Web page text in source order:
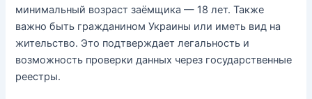
минимальный возраст заёмщика — 18 лет. Также
важно быть гражданином Украины или иметь вид на
жительство. Это подтверждает легальность и
возможность проверки данных через государственные
реестры.